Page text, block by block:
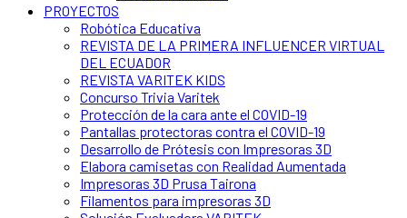
PROYECTOS
Robótica Educativa
REVISTA DE LA PRIMERA INFLUENCER VIRTUAL
DEL ECUADOR
REVISTA VARITEK KIDS
Concurso Trivia Varitek
Protección de la cara ante el COVID-19
Pantallas protectoras contra el COVID-19
Desarrollo de Prótesis con Impresoras 3D
Elabora camisetas con Realidad Aumentada
Impresoras 3D Prusa Tairona
Filamentos para impresoras 3D